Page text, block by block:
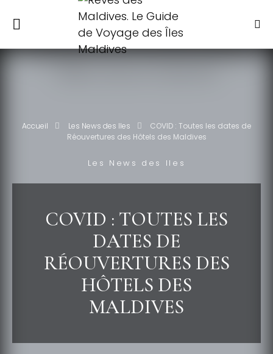
Accueil Les News des Iles
COVID : Toutes les dates de
Réouvertures des Hôtels des Maldives
Les News des Iles
COVID : TOUTES LES
DATES DE
RÉOUVERTURES DES
HÔTELS DES
MALDIVES